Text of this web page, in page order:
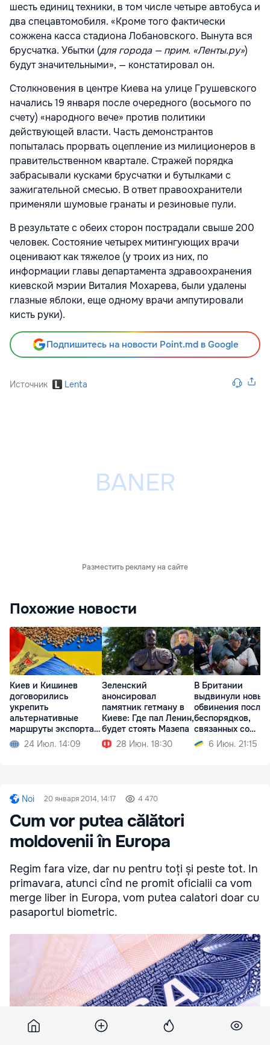
шесть единиц техники, в том числе четыре автобуса и
два спецавтомобиля. «Кроме того фактически
сожжена касса стадиона Лобановского. Вынута вся
брусчатка. Убытки (для города — прим. «Ленты.ру»)
будут значительными», — констатировал он.
Столкновения в центре Киева на улице Грушевского
начались 19 января после очередного (восьмого по
счету) «народного вече» против политики
действующей власти. Часть демонстрантов
попыталась прорвать оцепление из милиционеров в
правительственном квартале. Стражей порядка
забрасывали кусками брусчатки и бутылками с
зажигательной смесью. В ответ правоохранители
применяли шумовые гранаты и резиновые пули.
В результате с обеих сторон пострадали свыше 200
человек. Состояние четырех митингующих врачи
оценивают как тяжелое (у троих из них, по
информации главы департамента здравоохранения
киевской мэрии Виталия Мохарева, были удалены
глазные яблоки, еще одному врачи ампутировали
кисть руки).
Подпишитесь на новости Point.md в Google
Источник Lenta
Разместить рекламу на сайте
Похожие новости
Киев и Кишинев
договорились
укрепить
альтернативные
маршруты экспорта
зерна24 Июл. 14:09
Зеленский
анонсировал
памятник гетману в
Киеве: Где пал Ленин,
будет стоять Мазепа
28 Июн. 18:30
В Британии
выдвинули новые
обвинения после
беспорядков,
связанных со
смертью
6 Июн. 21:15
Noi 20 января 2014, 14:17 4 470
Cum vor putea călători
moldovenii în Europa
Regim fara vize, dar nu pentru toți și peste tot. In
primavara, atunci cînd ne promit oficialii ca vom
merge liber in Europa, vom putea calatori doar cu
pasaportul biometric.